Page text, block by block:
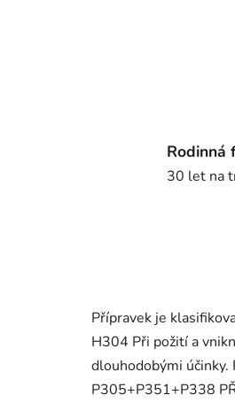
Rodinná
30 let na
Přípravek je
H304 Při požití a
dlouhodobými
P305+P351+P338